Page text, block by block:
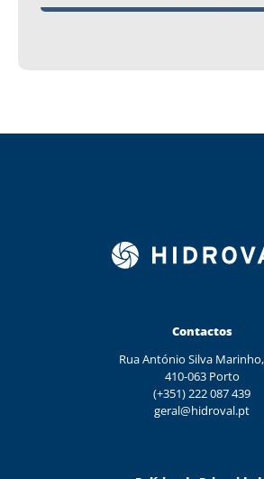
Contactos
Rua António Silva
410-063 Porto
(+351) 222 087 439
geral@hidroval.pt